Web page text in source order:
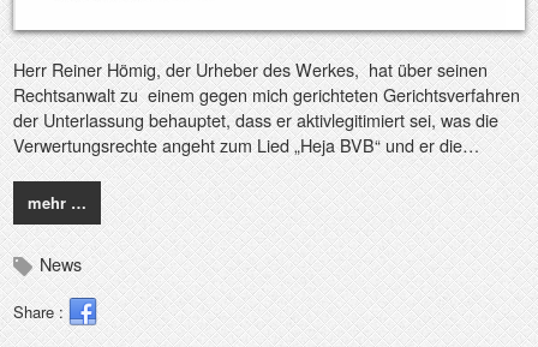
Herr Reiner Hömig, der Urheber des Werkes, hat über seinen
Rechtsanwalt zu einem gegen mich gerichteten Gerichtsverfahren
der Unterlassung behauptet, dass er aktivlegitimiert sei, was die
Verwertungsrechte angeht zum Lied „Heja BVB“ und er die…
mehr …
News
Share :